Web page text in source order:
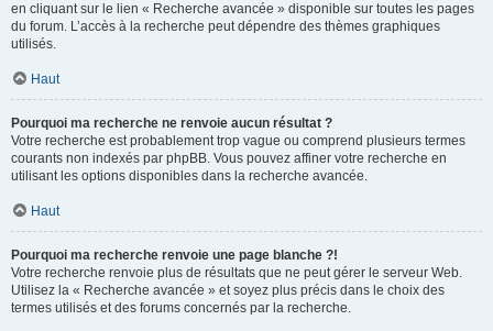
en cliquant sur le lien « Recherche avancée » disponible sur toutes les pages
du forum. L’accès à la recherche peut dépendre des thèmes graphiques
utilisés.
Haut
Pourquoi ma recherche ne renvoie aucun résultat ?
Votre recherche est probablement trop vague ou comprend plusieurs termes
courants non indexés par phpBB. Vous pouvez affiner votre recherche en
utilisant les options disponibles dans la recherche avancée.
Haut
Pourquoi ma recherche renvoie une page blanche ?!
Votre recherche renvoie plus de résultats que ne peut gérer le serveur Web.
Utilisez la « Recherche avancée » et soyez plus précis dans le choix des
termes utilisés et des forums concernés par la recherche.